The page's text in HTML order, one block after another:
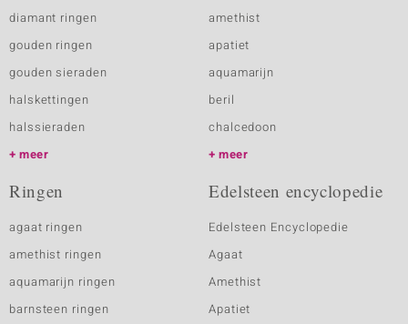
diamant ringen
gouden ringen
gouden sieraden
halskettingen
halssieraden
meer
amethist
apatiet
aquamarijn
beril
chalcedoon
meer
Ringen
agaat ringen
amethist ringen
aquamarijn ringen
barnsteen ringen
Edelsteen encyclopedie
Edelsteen Encyclopedie
Agaat
Amethist
Apatiet